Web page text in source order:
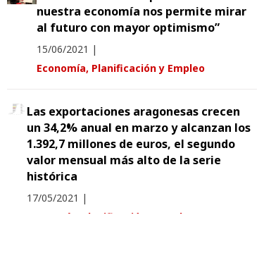
nuestra economía nos permite mirar
al futuro con mayor optimismo”
15/06/2021 |
Economía, Planificación y Empleo
Las exportaciones aragonesas crecen
un 34,2% anual en marzo y alcanzan los
1.392,7 millones de euros, el segundo
valor mensual más alto de la serie
histórica
17/05/2021 |
Economía, Planificación y Empleo